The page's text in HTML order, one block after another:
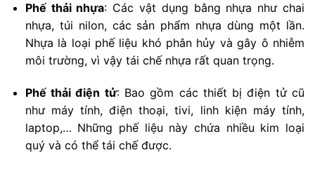
Phế thải nhựa: Các vật dụng bằng nhựa như chai
nhựa, túi nilon, các sản phẩm nhựa dùng một lần.
Nhựa là loại phế liệu khó phân hủy và gây ô nhiễm
môi trường, vì vậy tái chế nhựa rất quan trọng.
Phế thải điện tử: Bao gồm các thiết bị điện tử cũ
như máy tính, điện thoại, tivi, linh kiện máy tính,
laptop,… Những phế liệu này chứa nhiều kim loại
quý và có thể tái chế được.